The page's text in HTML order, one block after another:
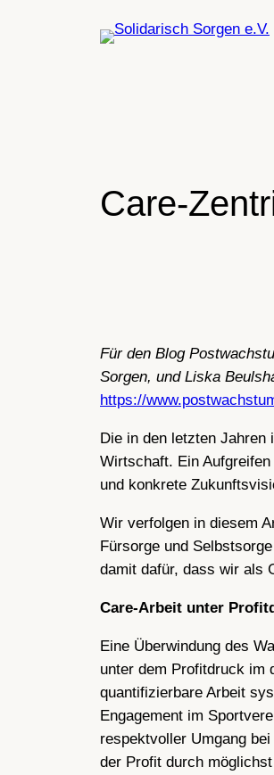
Care-
Für den Blog
Sorgen, und Liska
https://
Die in den letzten Jahren
Wirtschaft. Ein
und konkrete
Wir verfolgen in diesem
Fürsorge und
damit dafür, dass wir als
Care-Arbeit unter
Eine Überwindung des
unter dem Profitdruck im
quantifizierbare Arbeit
Engagement im
respektvoller Umgang
der Profit durch